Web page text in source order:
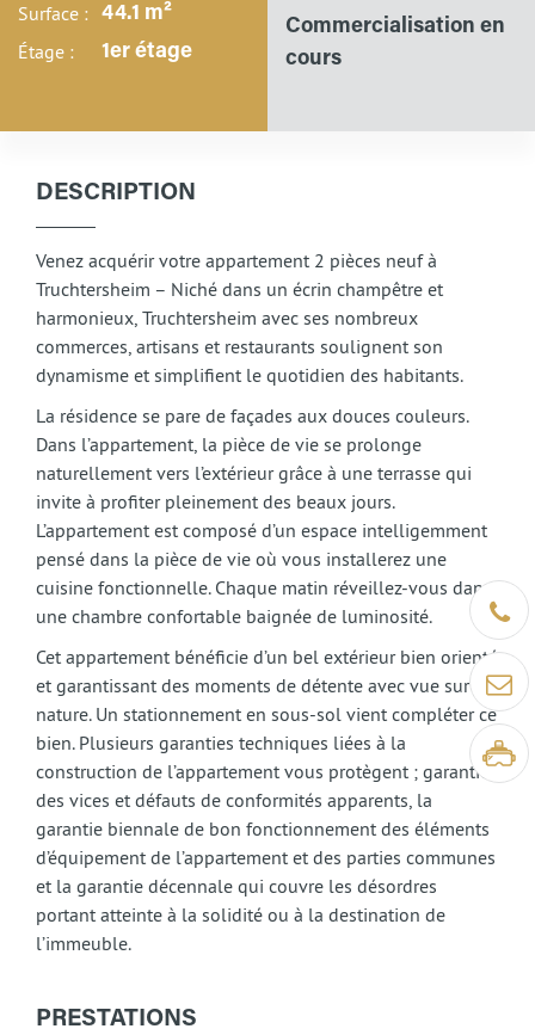
Être
Contact
Visite
Surface : 44.1 m²
Étage : 1er étage
Commercialisation en
cours
DESCRIPTION
Venez acquérir votre appartement 2 pièces neuf à
Truchtersheim – Niché dans un écrin champêtre et
harmonieux, Truchtersheim avec ses nombreux
commerces, artisans et restaurants soulignent son
dynamisme et simplifient le quotidien des habitants.
La résidence se pare de façades aux douces couleurs.
Dans l’appartement, la pièce de vie se prolonge
naturellement vers l’extérieur grâce à une terrasse qui
invite à profiter pleinement des beaux jours.
L’appartement est composé d’un espace intelligemment
pensé dans la pièce de vie où vous installerez une
cuisine fonctionnelle. Chaque matin réveillez-vous dans
une chambre confortable baignée de luminosité.
Cet appartement bénéficie d’un bel extérieur bien orienté
et garantissant des moments de détente avec vue sur la
nature. Un stationnement en sous-sol vient compléter ce
bien. Plusieurs garanties techniques liées à la
construction de l’appartement vous protègent ; garantie
des vices et défauts de conformités apparents, la
garantie biennale de bon fonctionnement des éléments
d’équipement de l’appartement et des parties communes
et la garantie décennale qui couvre les désordres
portant atteinte à la solidité ou à la destination de
l’immeuble.
PRESTATIONS